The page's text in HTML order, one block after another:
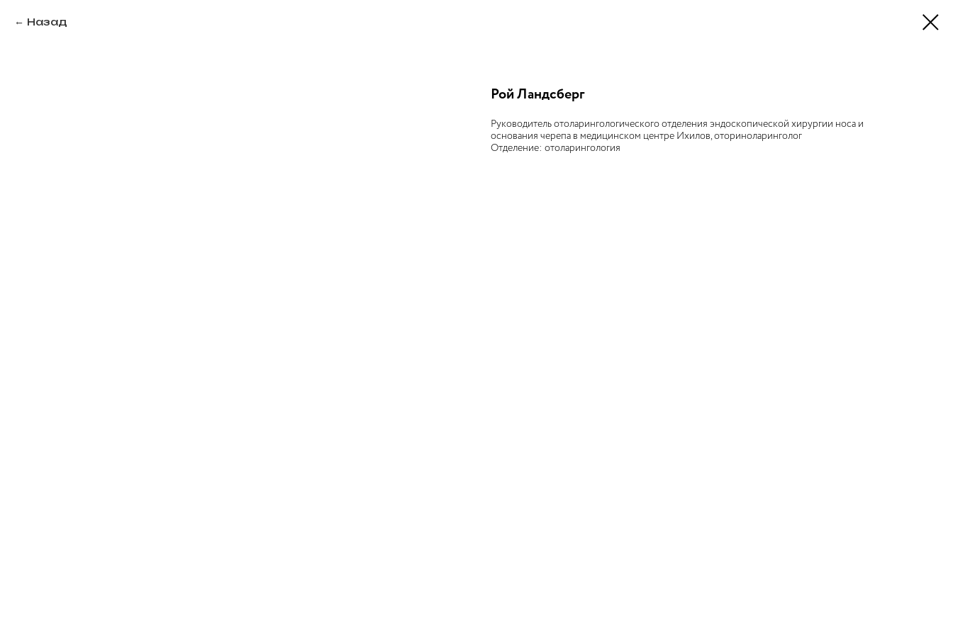
Назад
Рой Ландсберг
Руководитель отоларингологического отделения эндоскопической хирургии носа и
основания черепа в медицинском центре Ихилов, оториноларинголог
Отделение: отоларингология